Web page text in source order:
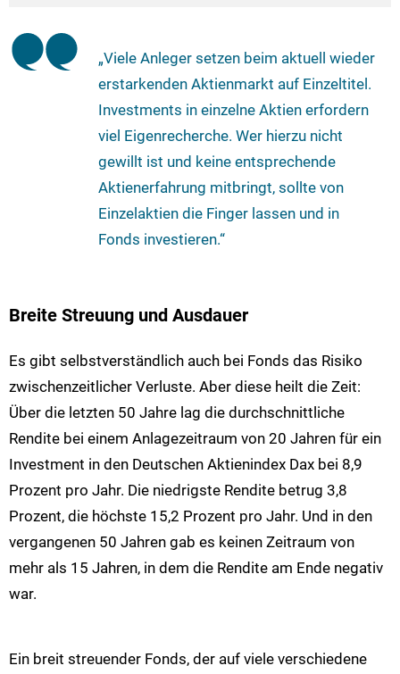
„Viele Anleger setzen beim aktuell wieder
erstarkenden Aktienmarkt auf Einzeltitel.
Investments in einzelne Aktien erfordern
viel Eigenrecherche. Wer hierzu nicht
gewillt ist und keine entsprechende
Aktienerfahrung mitbringt, sollte von
Einzelaktien die Finger lassen und in
Fonds investieren.“
Breite Streuung und Ausdauer
Es gibt selbstverständlich auch bei Fonds das Risiko
zwischenzeitlicher Verluste. Aber diese heilt die Zeit:
Über die letzten 50 Jahre lag die durchschnittliche
Rendite bei einem Anlagezeitraum von 20 Jahren für ein
Investment in den Deutschen Aktienindex Dax bei 8,9
Prozent pro Jahr. Die niedrigste Rendite betrug 3,8
Prozent, die höchste 15,2 Prozent pro Jahr. Und in den
vergangenen 50 Jahren gab es keinen Zeitraum von
mehr als 15 Jahren, in dem die Rendite am Ende negativ
war.
Ein breit streuender Fonds, der auf viele verschiedene